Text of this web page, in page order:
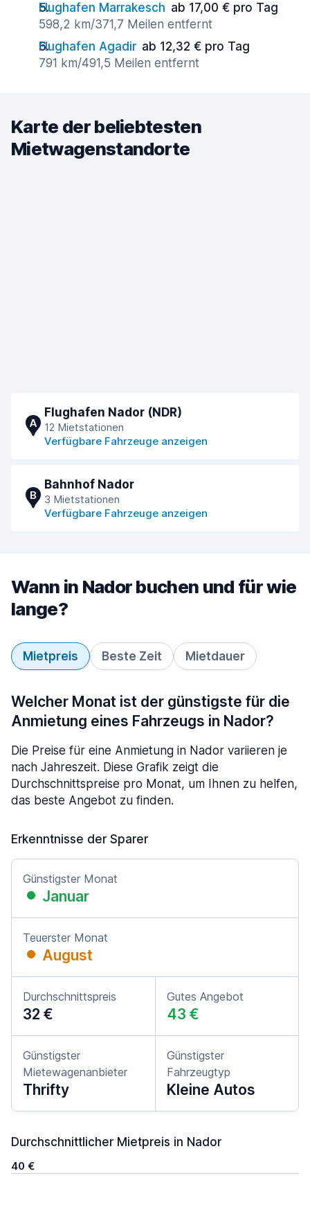
Flughafen Marrakesch ab 17,00 € pro Tag
598,2 km/371,7 Meilen entfernt
Flughafen Agadir ab 12,32 € pro Tag
791 km/491,5 Meilen entfernt
Karte der beliebtesten
Mietwagenstandorte
A
Flughafen Nador (NDR)
12 Mietstationen
Verfügbare Fahrzeuge anzeigen
B
Bahnhof Nador
3 Mietstationen
Verfügbare Fahrzeuge anzeigen
Wann in Nador buchen und für wie
lange?
Mietpreis Beste Zeit Mietdauer
Welcher Monat ist der günstigste für die
Anmietung eines Fahrzeugs in Nador?
Die Preise für eine Anmietung in Nador variieren je
nach Jahreszeit. Diese Grafik zeigt die
Durchschnittspreise pro Monat, um Ihnen zu helfen,
das beste Angebot zu finden.
Erkenntnisse der Sparer
Günstigster Monat
Januar
Teuerster Monat
August
Durchschnittspreis
32 €
Gutes Angebot
43 €
Günstigster
Mietewagenanbieter
Thrifty
Günstigster
Fahrzeugtyp
Kleine Autos
Durchschnittlicher Mietpreis in Nador
40 €